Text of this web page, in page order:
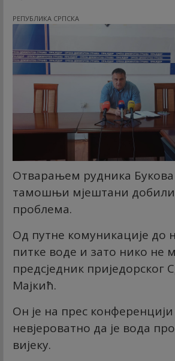
РЕПУБЛИКА СРПСКА
Отварањем рудника Букова
тамошњи мјештани добили
проблема.
Од путне комуникације до
питке воде и зато нико не
предсједник приједорског
Мајкић.
Он је на прес конференцији
невјероватно да је вода
вијеку.